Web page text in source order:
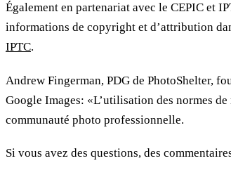
Également en partenariat avec le CEPIC et
informations de copyright et d’attribution
IPTC.
Andrew Fingerman, PDG de PhotoShelter,
Google Images: «L’utilisation des normes
communauté photo professionnelle.
Si vous avez des questions, des